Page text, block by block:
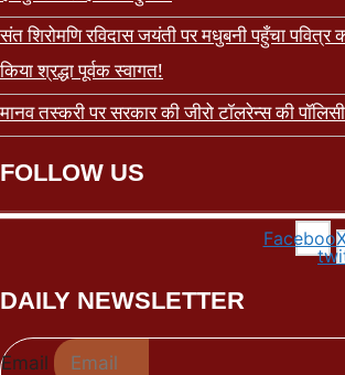
संत शिरोमणि रविदास जयंती पर मधुबनी पहुँचा पवित्र
किया श्रद्धा पूर्वक स्वागत!
मानव तस्करी पर सरकार की जीरो टॉलरेन्स की
FOLLOW US
Facebook
DAILY NEWSLETTER
Email